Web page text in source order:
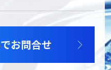
お問合せ